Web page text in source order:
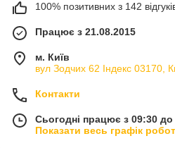
100% позитивних з 142
Працює з 21.08.2015
м. Київ
вул Зодчих 62 Індекс 03170,
Контакти
Сьогодні працює з 09:30 до
Показати весь графік